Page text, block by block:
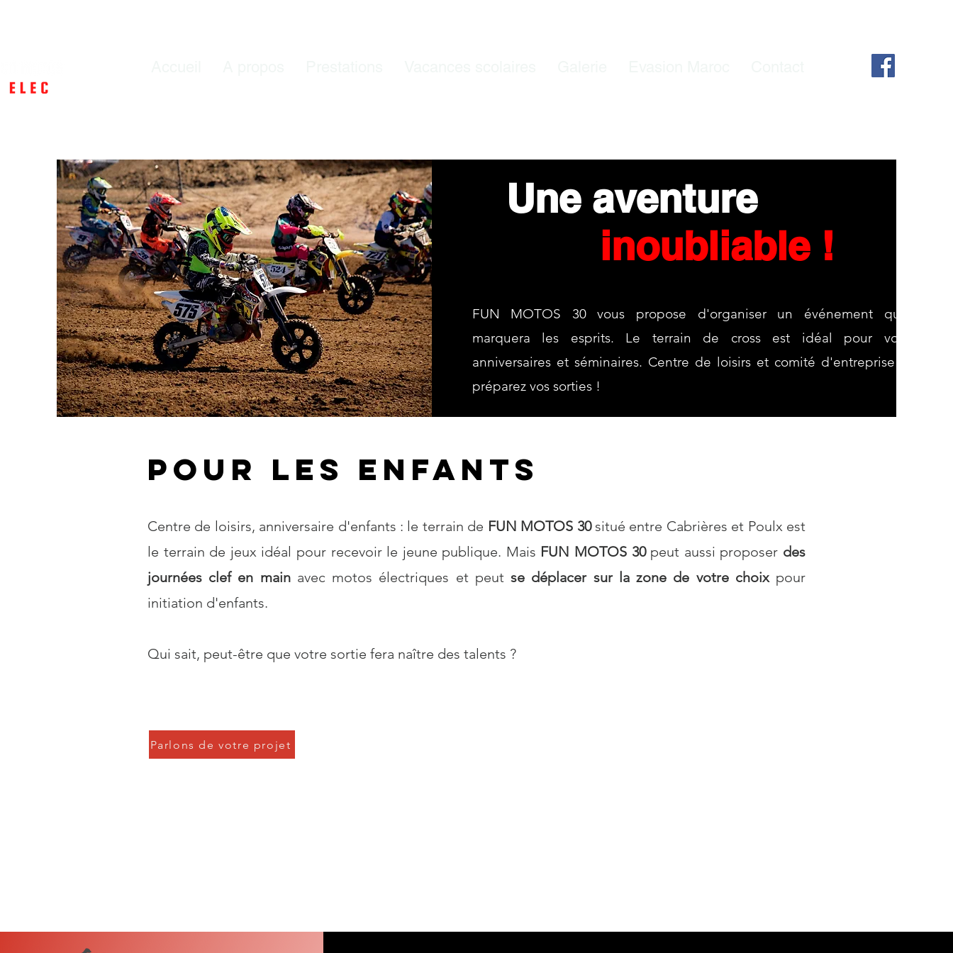
Une aventure
inoubliable !
FUN MOTOS 30 vous propose d'organiser un événement qui
marquera les esprits. Le terrain de cross est idéal pour vos
anniversaires et séminaires. Centre de loisirs et comité d'entreprise :
préparez vos sorties !
Pour les enfants
Centre de loisirs, anniversaire d'enfants : le terrain de FUN MOTOS 30situé entre Cabrières et Poulx est
le terrain de jeux idéal pour recevoir le jeune publique. Mais FUN MOTOS 30peut aussi proposer des
journées clef en main avec motos électriques et peutse déplacer sur la zone de votre choixpour
initiation d'enfants.
Qui sait, peut-être que votre sortie fera naître des talents ?
Parlons de votre projet